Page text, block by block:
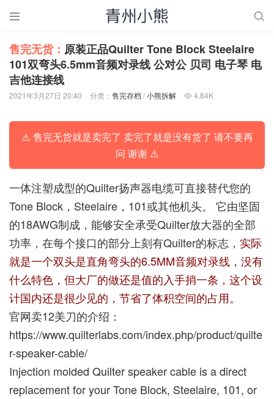
 
售完无货： 原装正品Quilter Tone Block Steelaire
101双弯头6.5mm音频对录线 公对公 贝司 电子琴 电
吉他连接线
2021年3月27日 20:40 分类： 售完存档/小熊拆解  4.84K
⚠️ 售完无货就是卖完了 卖完了就是没有货了 请不要再
问 谢谢 ⚠️
一体注塑成型的Quilter扬声器电缆可直接替代您的
Tone Block，Steelaire，101或其他机头。 它由坚固
的18AWG制成，能够安全承受Quilter放大器的全部
功率，在每个接口的部分上刻有Quilter的标志， 实际
就是一个双头是直角弯头的6.5MM音频对录线，没有
什么特色，但大厂的做还是值的入手捎一条，这个设
计国内还是很少见的，节省了体积空间的占用。
官网卖12美刀的介绍：
https://www.quilterlabs.com/index.php/product/quilte
r-speaker-cable/
Injection molded Quilter speaker cable is a direct
replacement for your Tone Block, Steelaire, 101, or